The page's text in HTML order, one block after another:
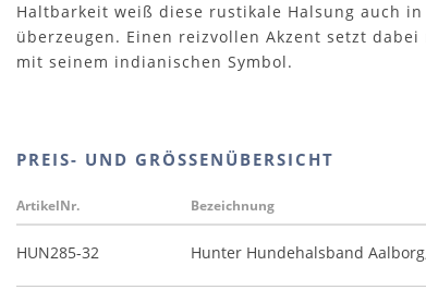
Haltbarkeit weiß diese rustikale Halsung auch
überzeugen. Einen reizvollen Akzent setzt
mit seinem indianischen Symbol.
PREIS- UND GRÖSSENÜBERSICHT
ArtikelNr. Bezeichnung
HUN285-32 Hunter Hundehalsband